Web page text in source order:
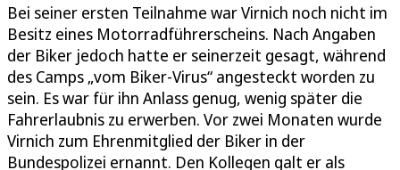
Bei seiner ersten Teilnahme war Virnich noch nicht im
Besitz eines Motorradführerscheins. Nach Angaben
der Biker jedoch hatte er seinerzeit gesagt, während
des Camps „vom Biker-Virus“ angesteckt worden zu
sein. Es war für ihn Anlass genug, wenig später die
Fahrerlaubnis zu erwerben. Vor zwei Monaten wurde
Virnich zum Ehrenmitglied der Biker in der
Bundespolizei ernannt. Den Kollegen galt er als